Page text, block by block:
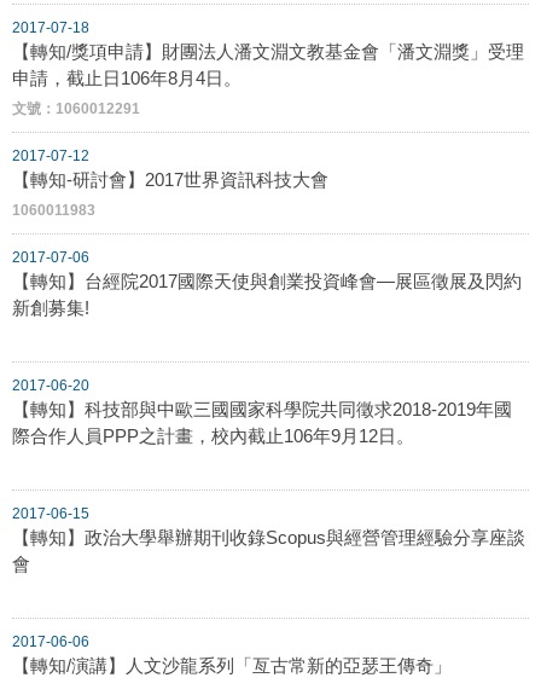
2017-07-18
【轉知/獎項申請】財團法人潘文淵文教基金會「潘文淵獎」受理
申請，截止日106年8月4日。
文號：1060012291
2017-07-12
【轉知-研討會】2017世界資訊科技大會
1060011983
2017-07-06
【轉知】台經院2017國際天使與創業投資峰會—展區徵展及閃約
新創募集!
2017-06-20
【轉知】科技部與中歐三國國家科學院共同徵求2018-2019年國
際合作人員PPP之計畫，校內截止106年9月12日。
2017-06-15
【轉知】政治大學舉辦期刊收錄Scopus與經營管理經驗分享座談
會
2017-06-06
【轉知/演講】人文沙龍系列「亙古常新的亞瑟王傳奇」